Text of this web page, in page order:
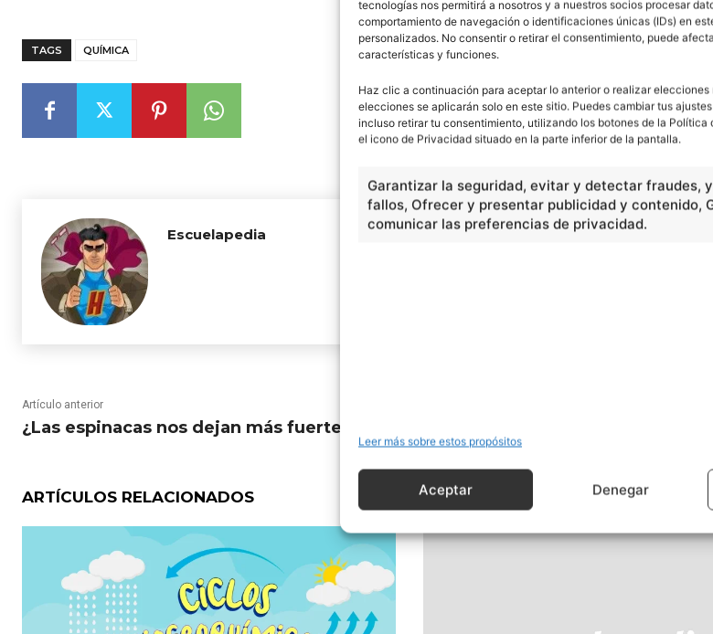
tecnologías nos permitirá a nosotros y a nuestros socios procesar
comportamiento de navegación o identificaciones únicas (IDs) en
personalizados. No consentir o retirar el consentimiento, puede
características y funciones.
Haz clic a continuación para aceptar lo anterior o realizar elecciones
elecciones se aplicarán solo en este sitio. Puedes cambiar tus
incluso retirar tu consentimiento, utilizando los botones de la Política
el icono de Privacidad situado en la parte inferior de la pantalla.
Garantizar la seguridad, evitar y detectar fraudes,
fallos, Ofrecer y presentar publicidad y contenido,
comunicar las preferencias de privacidad.
Leer más sobre estos propósitos
Aceptar Denegar
TAGS QUÍMICA
Escuelapedia
Artículo anterior
¿Las espinacas nos dejan más fuertes?
ARTÍCULOS RELACIONADOS